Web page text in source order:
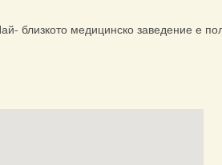
близкото медицинско заведение е